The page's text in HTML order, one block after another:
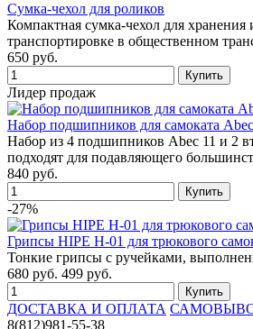
Сумка-чехол для роликов
Компактная сумка-чехол для
транспортировке в общественном
650 руб.
Лидер продаж
Набор подшипников для самоката
Набор из 4 подшипников Abec 11 и 2
подходят для подавляющего
840 руб.
-27%
Грипсы HIPE H-01 для трюкового
Тонкие грипсы с ручейками,
680 руб. 499 руб.
ДОСТАВКА И ОПЛАТА
8(812)981-55-38